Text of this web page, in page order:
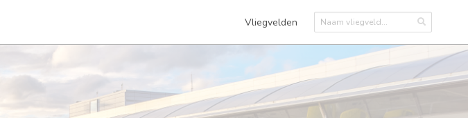
Vliegvelden